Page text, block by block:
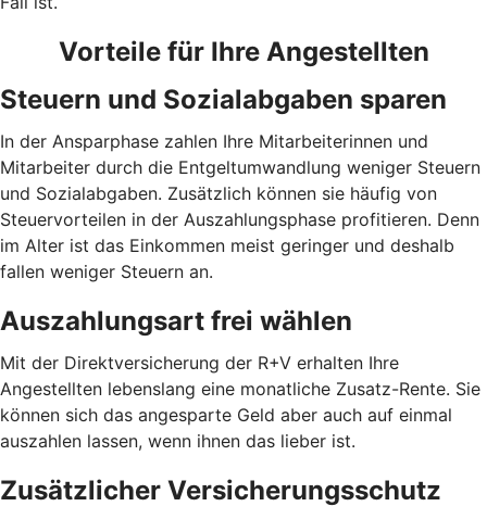
Vorteile für Ihre Angestellten
Steuern und Sozialabgaben sparen
In der Ansparphase zahlen Ihre Mitarbeiterinnen und
Mitarbeiter durch die Entgeltumwandlung weniger Steuern
und Sozialabgaben. Zusätzlich können sie häufig von
Steuervorteilen in der Auszahlungsphase profitieren. Denn
im Alter ist das Einkommen meist geringer und deshalb
fallen weniger Steuern an.
Auszahlungsart frei wählen
Mit der Direktversicherung der R+V erhalten Ihre
Angestellten lebenslang eine monatliche Zusatz-Rente. Sie
können sich das angesparte Geld aber auch auf einmal
auszahlen lassen, wenn ihnen das lieber ist.
Zusätzlicher Versicherungsschutz